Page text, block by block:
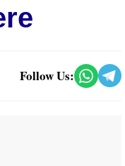
Follow Us: